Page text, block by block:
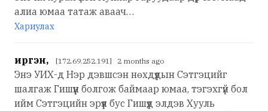
алиа юмаа татаж аваач…
Хариулах
иргэн, [172.69.252.191] 2 months ago
Энэ УИХ-д Нэр дэвшсэн нөхдүүдын Сэтгэцийг
шалгаж Гишүүн болгож баймаар юмаа, тэгэхгүй бол
ийм Сэтгэцийн эрүүл бус Гишүүд элдэв Хууль